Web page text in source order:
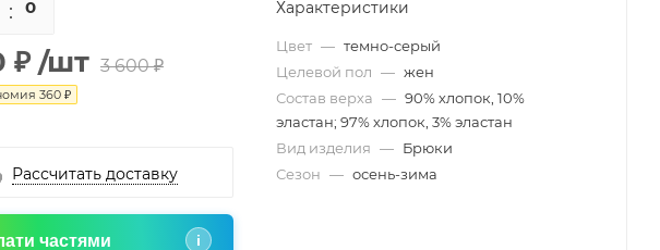
0
₽ /шт 3 600 ₽
360 ₽
Рассчитать доставку
частями i
Характеристики
Цвет — темно-серый
Целевой пол — жен
Состав верха — 90% хлопок, 10%
эластан; 97% хлопок, 3% эластан
Вид изделия — Брюки
Сезон — осень-зима